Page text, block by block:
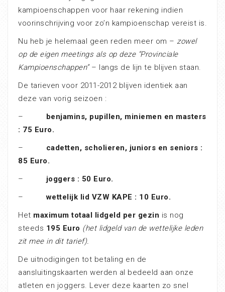
kampioenschappen voor haar rekening indien
voorinschrijving voor zo’n kampioenschap vereist is.
Nu heb je helemaal geen reden meer om – zowel
op de eigen meetings als op deze “Provinciale
Kampioenschappen”– langs de lijn te blijven staan.
De tarieven voor 2011-2012 blijven identiek aan
deze van vorig seizoen :
– benjamins, pupillen, miniemen en masters
: 75 Euro.
– cadetten, scholieren, juniors en seniors :
85 Euro.
– joggers : 50 Euro.
–wettelijk lid VZW KAPE : 10 Euro.
Het maximum totaal lidgeld per gezin is nog
steeds 195 Euro (het lidgeld van de wettelijke leden
zit mee in dit tarief).
De uitnodigingen tot betaling en de
aansluitingskaarten werden al bedeeld aan onze
atleten en joggers. Lever deze kaarten zo snel